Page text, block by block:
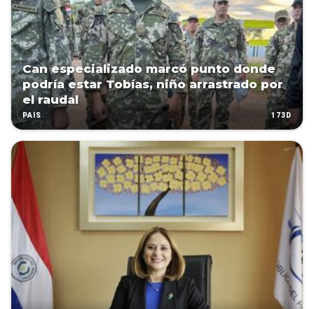
Can especializado marcó punto donde
podría estar Tobías, niño arrastrado por
el raudal
PAÍS 173D